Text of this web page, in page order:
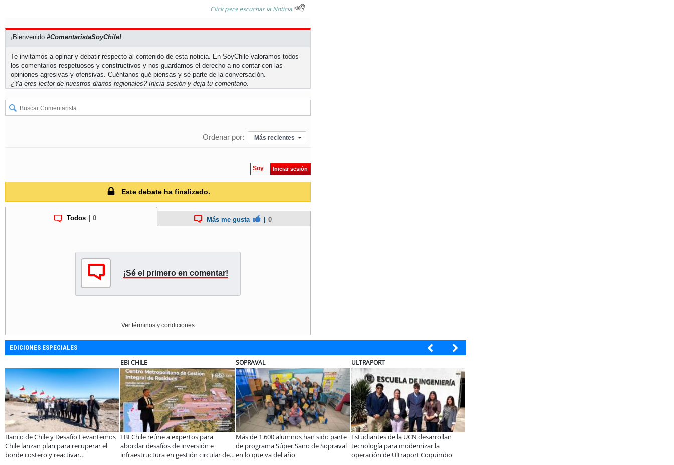
Click para escuchar la Noticia
¡Bienvenido #ComentaristaSoyChile!
Te invitamos a opinar y debatir respecto al contenido de esta noticia. En SoyChile valoramos todos
los comentarios respetuosos y constructivos y nos guardamos el derecho a no contar con las
opiniones agresivas y ofensivas. Cuéntanos qué piensas y sé parte de la conversación.
¿Ya eres lector de nuestros diarios regionales? Inicia sesión y deja tu comentario.
Ordenar por: Más recientes
Soy Iniciar sesión
Este debate ha finalizado.
Todos 0 Más me gusta 0
¡Sé el primero en comentar!
Ver términos y condiciones
EDICIONES ESPECIALES
Banco de Chile y Desafío Levantemos
Chile lanzan plan para recuperar el
borde costero y reactivar
EBI CHILE
EBI Chile reúne a expertos para
abordar desafíos de inversión e
infraestructura en gestión circular de
SOPRAVAL
Más de 1.600 alumnos han sido parte
de programa Súper Sano de Sopraval
en lo que va del año
ULTRAPORT
Estudiantes de la UCN desarrollan
tecnología para modernizar la
operación de Ultraport Coquimbo